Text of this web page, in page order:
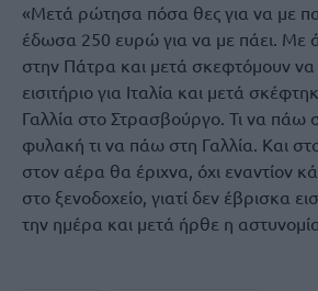
«Μετά ρώτησα πόσα θες για να με
έδωσα 250 ευρώ για να με πάει. Με
στην Πάτρα και μετά σκεφτόμουν
εισιτήριο για Ιταλία και μετά
Γαλλία στο Στρασβούργο. Τι να πάω
φυλακή τι να πάω στη Γαλλία. Και
στον αέρα θα έριχνα, όχι εναντίον
στο ξενοδοχείο, γιατί δεν έβρισκα
την ημέρα και μετά ήρθε η